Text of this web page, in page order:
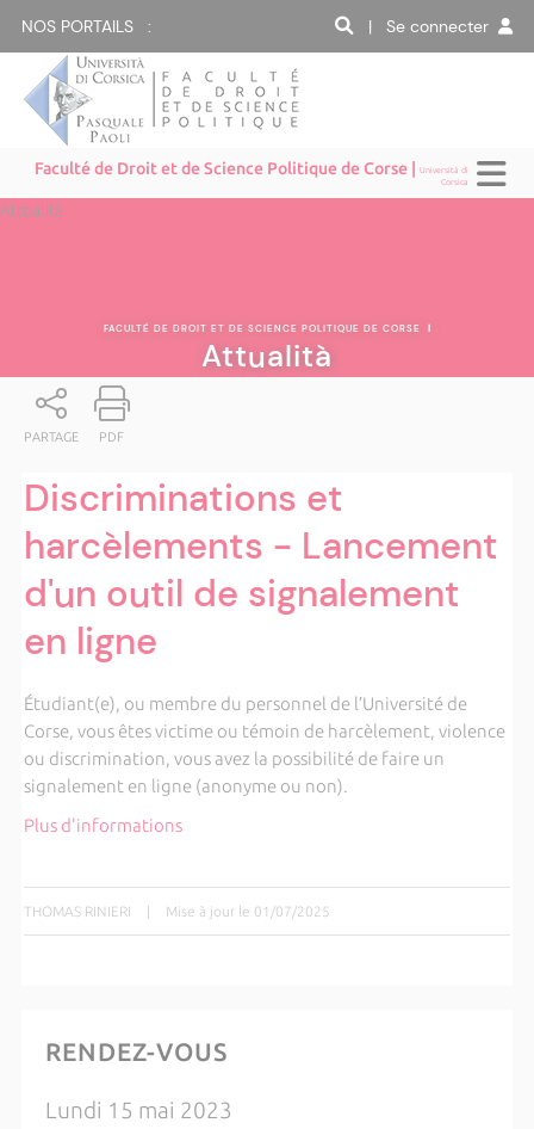
NOS PORTAILS : | Se connecter
Faculté de Droit et de Science Politique de Corse |Università di
Corsica
Attualità
FACULTÉ DE DROIT ET DE SCIENCE POLITIQUE DE CORSE |
Attualità
PARTAGE PDF
Discriminations et
harcèlements - Lancement
d'un outil de signalement
en ligne
Étudiant(e), ou membre du personnel de l’Université de
Corse, vous êtes victime ou témoin de harcèlement, violence
ou discrimination, vous avez la possibilité de faire un
signalement en ligne (anonyme ou non).
Plus d'informations
THOMAS RINIERI | Mise à jour le 01/07/2025
RENDEZ-VOUS
Lundi 15 mai 2023